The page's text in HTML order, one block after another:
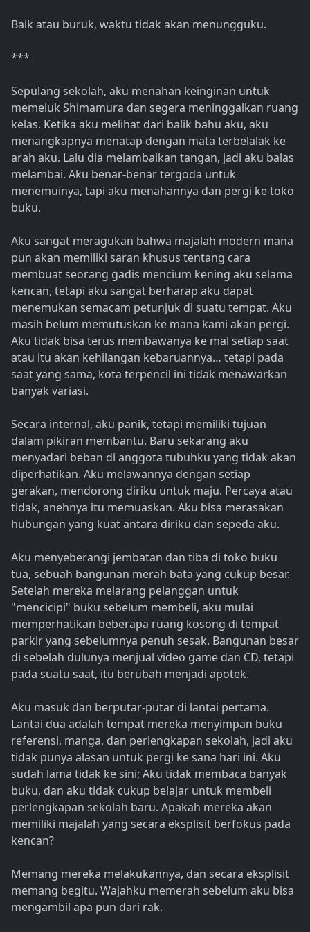
Baik atau buruk, waktu tidak akan menungguku.
***
Sepulang sekolah, aku menahan keinginan untuk
memeluk Shimamura dan segera meninggalkan ruang
kelas. Ketika aku melihat dari balik bahu aku, aku
menangkapnya menatap dengan mata terbelalak ke
arah aku. Lalu dia melambaikan tangan, jadi aku balas
melambai. Aku benar-benar tergoda untuk
menemuinya, tapi aku menahannya dan pergi ke toko
buku.
Aku sangat meragukan bahwa majalah modern mana
pun akan memiliki saran khusus tentang cara
membuat seorang gadis mencium kening aku selama
kencan, tetapi aku sangat berharap aku dapat
menemukan semacam petunjuk di suatu tempat. Aku
masih belum memutuskan ke mana kami akan pergi.
Aku tidak bisa terus membawanya ke mal setiap saat
atau itu akan kehilangan kebaruannya… tetapi pada
saat yang sama, kota terpencil ini tidak menawarkan
banyak variasi.
Secara internal, aku panik, tetapi memiliki tujuan
dalam pikiran membantu. Baru sekarang aku
menyadari beban di anggota tubuhku yang tidak akan
diperhatikan. Aku melawannya dengan setiap
gerakan, mendorong diriku untuk maju. Percaya atau
tidak, anehnya itu memuaskan. Aku bisa merasakan
hubungan yang kuat antara diriku dan sepeda aku.
Aku menyeberangi jembatan dan tiba di toko buku
tua, sebuah bangunan merah bata yang cukup besar.
Setelah mereka melarang pelanggan untuk
"mencicipi" buku sebelum membeli, aku mulai
memperhatikan beberapa ruang kosong di tempat
parkir yang sebelumnya penuh sesak. Bangunan besar
di sebelah dulunya menjual video game dan CD, tetapi
pada suatu saat, itu berubah menjadi apotek.
Aku masuk dan berputar-putar di lantai pertama.
Lantai dua adalah tempat mereka menyimpan buku
referensi, manga, dan perlengkapan sekolah, jadi aku
tidak punya alasan untuk pergi ke sana hari ini. Aku
sudah lama tidak ke sini; Aku tidak membaca banyak
buku, dan aku tidak cukup belajar untuk membeli
perlengkapan sekolah baru. Apakah mereka akan
memiliki majalah yang secara eksplisit berfokus pada
kencan?
Memang mereka melakukannya, dan secara eksplisit
memang begitu. Wajahku memerah sebelum aku bisa
mengambil apa pun dari rak.